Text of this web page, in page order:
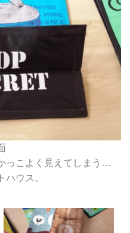
っこよく見えてしまう…
ハウス。